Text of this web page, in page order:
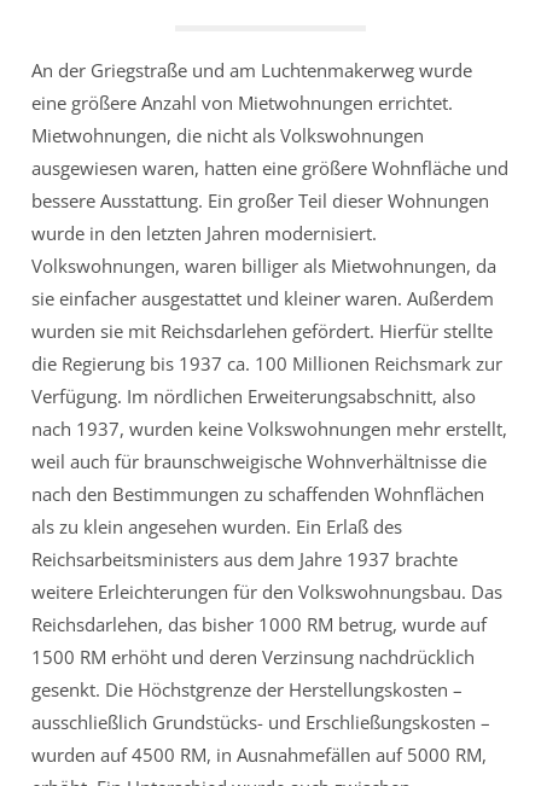
An der Griegstraße und am Luchtenmakerweg wurde
eine größere Anzahl von Mietwohnungen errichtet.
Mietwohnungen, die nicht als Volkswohnungen
ausgewiesen waren, hatten eine größere Wohnfläche und
bessere Ausstattung. Ein großer Teil dieser Wohnungen
wurde in den letzten Jahren modernisiert.
Volkswohnungen, waren billiger als Mietwohnungen, da
sie einfacher ausgestattet und kleiner waren. Außerdem
wurden sie mit Reichsdarlehen gefördert. Hierfür stellte
die Regierung bis 1937 ca. 100 Millionen Reichsmark zur
Verfügung. Im nördlichen Erweiterungsabschnitt, also
nach 1937, wurden keine Volkswohnungen mehr erstellt,
weil auch für braunschweigische Wohnverhältnisse die
nach den Bestimmungen zu schaffenden Wohnflächen
als zu klein angesehen wurden. Ein Erlaß des
Reichsarbeitsministers aus dem Jahre 1937 brachte
weitere Erleichterungen für den Volkswohnungsbau. Das
Reichsdarlehen, das bisher 1000 RM betrug, wurde auf
1500 RM erhöht und deren Verzinsung nachdrücklich
gesenkt. Die Höchstgrenze der Herstellungskosten –
ausschließlich Grundstücks- und Erschließungskosten –
wurden auf 4500 RM, in Ausnahmefällen auf 5000 RM,